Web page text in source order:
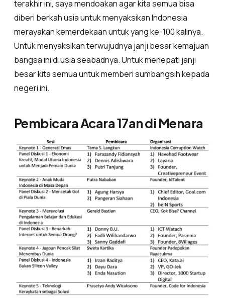
terakhir ini, saya mendoakan agar kita semua bisa
diberi berkah usia untuk menyaksikan Indonesia
merayakan kemerdekaan untuk yang ke-100 kalinya.
Untuk menyaksikan terwujudnya janji besar kemajuan
bangsa ini di usia seabadnya. Untuk menepati janji
besar kita semua untuk memberi sumbangsih kepada
negeri ini.
Pembicara Acara 17an di Menara